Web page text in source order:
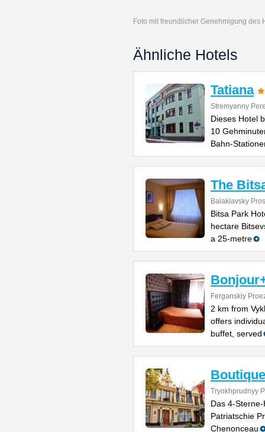
Foto mit freundlicher Genehmigung des
Ähnliche Hotels
Tatiana
Stremyanny
Dieses Hotel
10
Bahn-
The
Balaklavsky
Bitsa Park
hectare
a 25-metre
Ferganskiy
2 km from
offers
buffet, served
Tryokhprudnyy
Das 4-
Patriatschie
Chenonceau